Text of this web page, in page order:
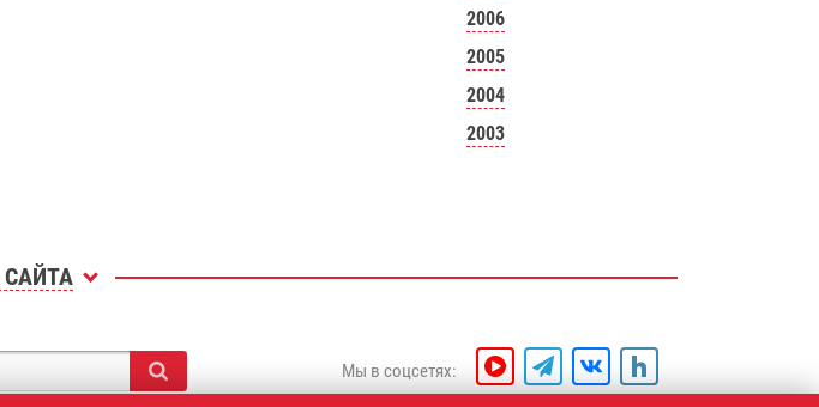
2006
2005
2004
2003
Мы в соцсетях: